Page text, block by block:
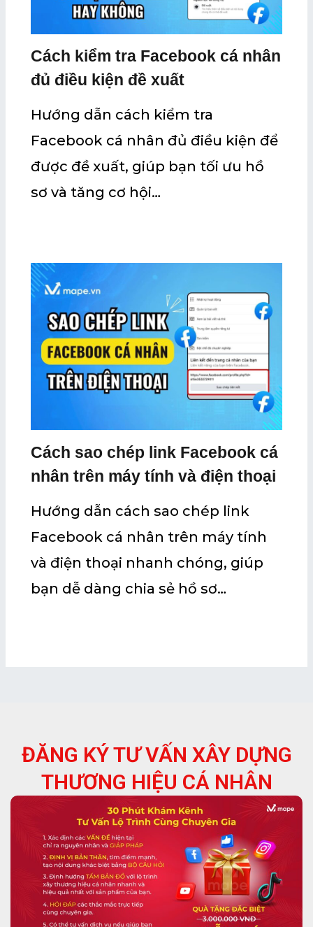
Cách kiểm tra Facebook cá nhân
đủ điều kiện đề xuất
Hướng dẫn cách kiểm tra
Facebook cá nhân đủ điều kiện để
được đề xuất, giúp bạn tối ưu hồ
sơ và tăng cơ hội…
Cách sao chép link Facebook cá
nhân trên máy tính và điện thoại
Hướng dẫn cách sao chép link
Facebook cá nhân trên máy tính
và điện thoại nhanh chóng, giúp
bạn dễ dàng chia sẻ hồ sơ…
ĐĂNG KÝ TƯ VẤN XÂY DỰNG
THƯƠNG HIỆU CÁ NHÂN